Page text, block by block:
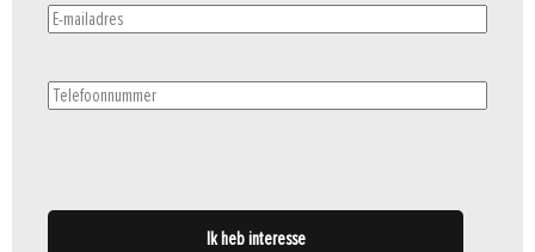
E-
mailadres(Vereist)
Telefoonnummer(Vereist)
Ik heb interesse